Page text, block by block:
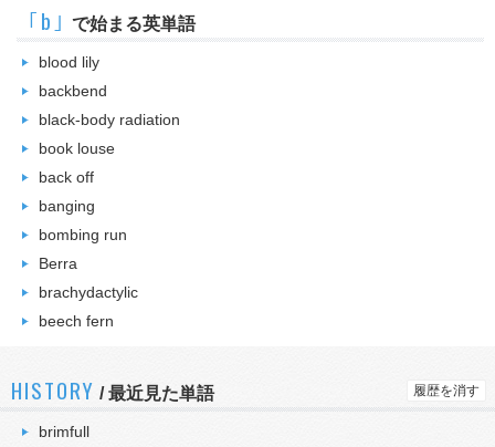
｢b｣ で始まる英単語
blood lily
backbend
black-body radiation
book louse
back off
banging
bombing run
Berra
brachydactylic
beech fern
HISTORY /最近見た単語 履歴を消す
brimfull